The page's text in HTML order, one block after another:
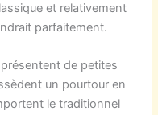
et relativement
parfaitement.
de petites
un pourtour en
le traditionnel